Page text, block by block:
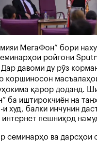
МегаФон” бори
ройгони
Дар давоми ду рӯз
коршиносон
қарор доданд.
ба иштирокчиён на
и худ, балки инчунин
пешниҳод
семинарҳо ва дарсҳои